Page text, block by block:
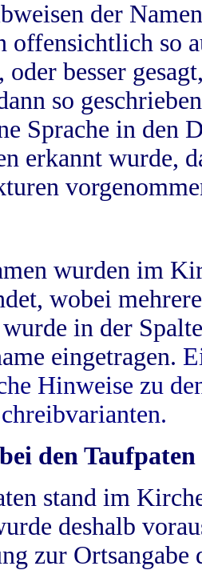
der
offensichtlich so
oder besser
so
Sprache in
erkannt wurde,
wurden im
wobei
in der
eingetragen.
Hinweise zu
den Taufpaten
stand im
deshalb
zur